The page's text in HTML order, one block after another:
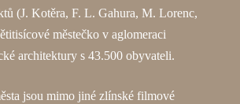
(J. Kotěra, F. L. Gahura, M. Lorenc,
městečko v aglomeraci
architektury s 43.500 obyvateli.
jsou mimo jiné zlínské filmové